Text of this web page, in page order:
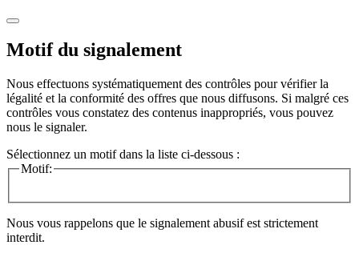
Motif du signalement
Nous effectuons systématiquement des contrôles pour vérifier la
légalité et la conformité des offres que nous diffusons. Si malgré ces
contrôles vous constatez des contenus inappropriés, vous pouvez
nous le signaler.
Sélectionnez un motif dans la liste ci-dessous :
Motif:
Nous vous rappelons que le signalement abusif est strictement
interdit.